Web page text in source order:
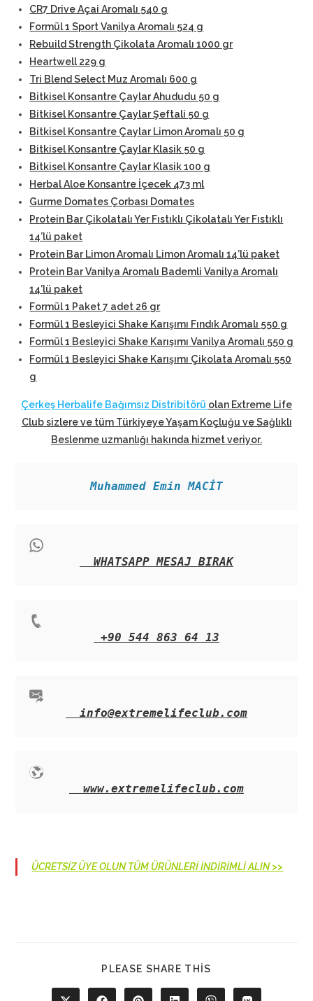
CR7 Drive Açai Aromalı 540 g
Formül 1 Sport Vanilya Aromalı 524 g
Rebuild Strength Çikolata Aromalı 1000 gr
Heartwell 229 g
Tri Blend Select Muz Aromalı 600 g
Bitkisel Konsantre Çaylar Ahududu 50 g
Bitkisel Konsantre Çaylar Şeftali 50 g
Bitkisel Konsantre Çaylar Limon Aromalı 50 g
Bitkisel Konsantre Çaylar Klasik 50 g
Bitkisel Konsantre Çaylar Klasik 100 g
Herbal Aloe Konsantre İçecek 473 ml
Gurme Domates Çorbası Domates
Protein Bar Çikolatalı Yer Fıstıklı Çikolatalı Yer Fıstıklı
14’lü paket
Protein Bar Limon Aromalı Limon Aromalı 14’lü paket
Protein Bar Vanilya Aromalı Bademli Vanilya Aromalı
14’lü paket
Formül 1 Paket 7 adet 26 gr
Formül 1 Besleyici Shake Karışımı Fındık Aromalı 550 g
Formül 1 Besleyici Shake Karışımı Vanilya Aromalı 550 g
Formül 1 Besleyici Shake Karışımı Çikolata Aromalı 550
g
Çerkeş Herbalife Bağımsız Distribitörü olan Extreme Life
Club sizlere ve tüm Türkiyeye Yaşam Koçluğu ve Sağlıklı
Beslenme uzmanlığı hakında hizmet veriyor.
Muhammed Emin MACİT
WHATSAPP MESAJ BIRAK
+90 544 863 64 13
info@extremelifeclub.com
www.extremelifeclub.com
ÜCRETSİZ ÜYE OLUN TÜM ÜRÜNLERİ İNDİRİMLİ ALIN >>
PLEASE SHARE THIS
CONTENT